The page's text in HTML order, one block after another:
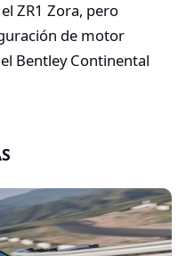
ZR1 Zora, pero
de motor
Bentley Continental